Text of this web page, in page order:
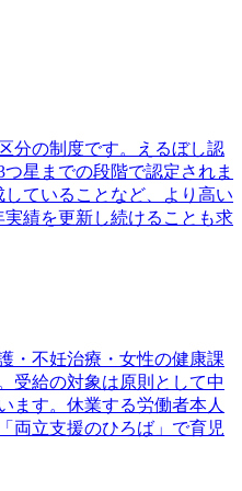
分の制度です。えるぼし認
星までの段階で認定されま
ていることなど、より高い
績を更新し続けることも求
・不妊治療・女性の健康課
受給の対象は原則として中
ます。休業する労働者本人
両立支援のひろば」で育児